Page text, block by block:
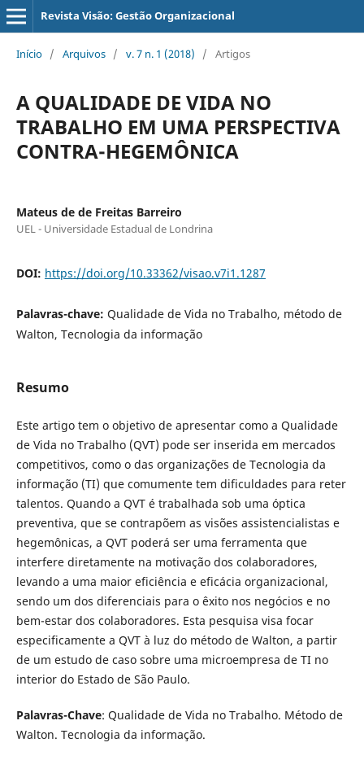
Revista Visão: Gestão Organizacional
Início / Arquivos / v. 7 n. 1 (2018) / Artigos
A QUALIDADE DE VIDA NO
TRABALHO EM UMA PERSPECTIVA
CONTRA-HEGEMÔNICA
Mateus de de Freitas Barreiro
UEL - Universidade Estadual de Londrina
DOI: https://doi.org/10.33362/visao.v7i1.1287
Palavras-chave: Qualidade de Vida no Trabalho, método de
Walton, Tecnologia da informação
Resumo
Este artigo tem o objetivo de apresentar como a Qualidade
de Vida no Trabalho (QVT) pode ser inserida em mercados
competitivos, como o das organizações de Tecnologia da
informação (TI) que comumente tem dificuldades para reter
talentos. Quando a QVT é trabalhada sob uma óptica
preventiva, que se contrapõem as visões assistencialistas e
hegemônicas, a QVT poderá ser uma ferramenta que
interfere diretamente na motivação dos colaboradores,
levando a uma maior eficiência e eficácia organizacional,
sendo um dos diferenciais para o êxito nos negócios e no
bem-estar dos colaboradores. Esta pesquisa visa focar
especificamente a QVT à luz do método de Walton, a partir
de um estudo de caso sobre uma microempresa de TI no
interior do Estado de São Paulo.
Palavras-Chave: Qualidade de Vida no Trabalho. Método de
Walton. Tecnologia da informação.